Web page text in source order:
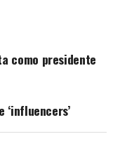
como presidente
‘influencers’